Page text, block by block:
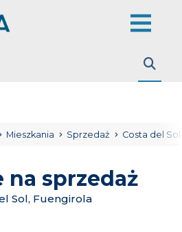
Mieszkania Sprzedaż Costa del Sol
na sprzedaż
Sol, Fuengirola